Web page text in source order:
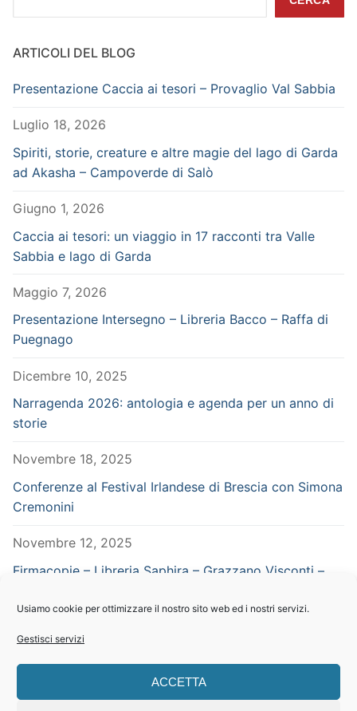
Usiamo cookie per ottimizzare il nostro sito web ed i nostri servizi.
Gestisci servizi
ACCETTA
ARTICOLI DEL BLOG
Presentazione Caccia ai tesori – Provaglio Val Sabbia
Luglio 18, 2026
Spiriti, storie, creature e altre magie del lago di Garda
ad Akasha – Campoverde di Salò
Giugno 1, 2026
Caccia ai tesori: un viaggio in 17 racconti tra Valle
Sabbia e lago di Garda
Maggio 7, 2026
Presentazione Intersegno – Libreria Bacco – Raffa di
Puegnago
Dicembre 10, 2025
Narragenda 2026: antologia e agenda per un anno di
storie
Novembre 18, 2025
Conferenze al Festival Irlandese di Brescia con Simona
Cremonini
Novembre 12, 2025
Firmacopie – Libreria Saphira – Grazzano Visconti –
CERCA NEL SITO